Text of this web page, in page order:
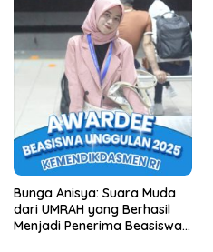
Bunga Anisya: Suara Muda
dari UMRAH yang Berhasil
Menjadi Penerima Beasiswa